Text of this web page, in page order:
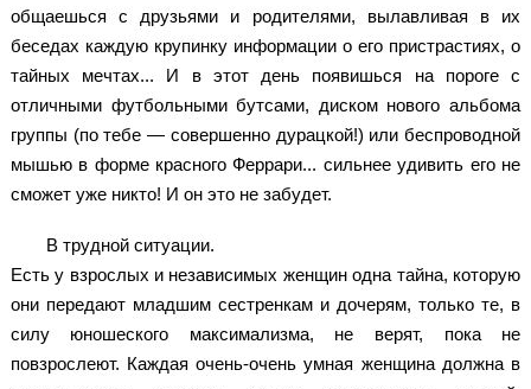
общаешься с друзьями и родителями, вылавливая в их
беседах каждую крупинку информации о его пристрастиях, о
тайных мечтах... И в этот день появишься на пороге с
отличными футбольными бутсами, диском нового альбома
группы (по тебе — совершенно дурацкой!) или беспроводной
мышью в форме красного Феррари... сильнее удивить его не
сможет уже никто! И он это не забудет.
В трудной ситуации.
Есть у взрослых и независимых женщин одна тайна, которую
они передают младшим сестренкам и дочерям, только те, в
силу юношеского максимализма, не верят, пока не
повзрослеют. Каждая очень-очень умная женщина должна в